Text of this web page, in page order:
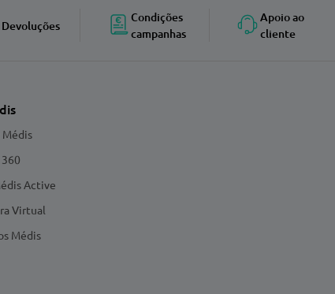
Devoluções
Condições
campanhas
Apoio ao
cliente
Médis
360
Active
Virtual
Médis